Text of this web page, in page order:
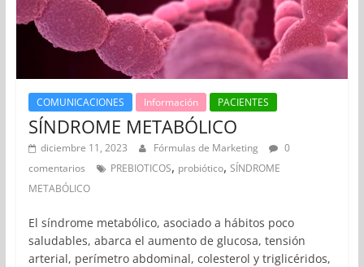
COMUNICACIONES Información PACIENTES
SÍNDROME METABÓLICO
diciembre 11, 2023 Fórmulas de Marketing
0
comentarios
PREBIOTICOS, probiótico, SÍNDROME
METABÓLICO
El síndrome metabólico, asociado a hábitos poco
saludables, abarca el aumento de glucosa, tensión
arterial, perímetro abdominal, colesterol y triglicéridos,